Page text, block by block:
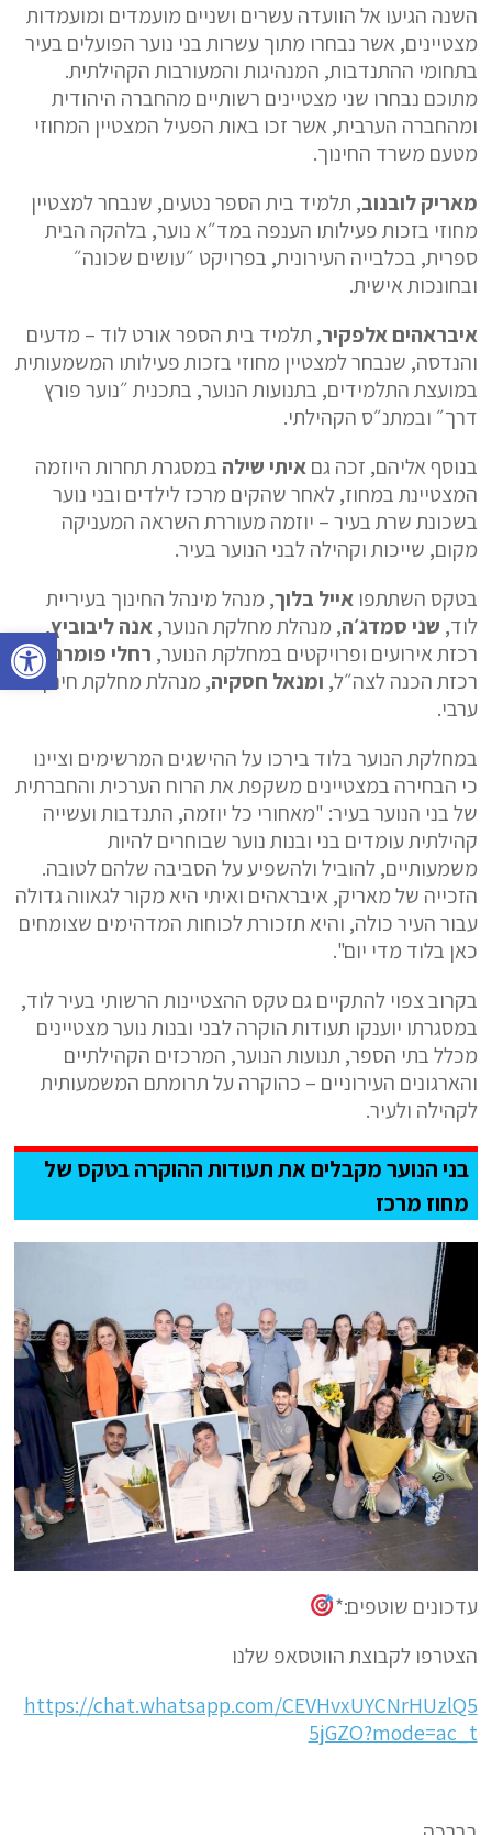
פתח סרגל נגישות
השנה הגיעו אל הוועדה עשרים ושניים מועמדים ומועמדות
מצטיינים, אשר נבחרו מתוך עשרות בני נוער הפועלים בעיר
בתחומי ההתנדבות, המנהיגות והמעורבות הקהילתית.
מתוכם נבחרו שני מצטיינים רשותיים מהחברה היהודית
ומהחברה הערבית, אשר זכו באות הפעיל המצטיין המחוזי
מטעם משרד החינוך.
מאריק לובנוב, תלמיד בית הספר נטעים, שנבחר למצטיין
מחוזי בזכות פעילותו הענפה במד״א נוער, בלהקה הבית
ספרית, בכלבייה העירונית, בפרויקט ״עושים שכונה״
ובחונכות אישית.
איבראהים אלפקיר, תלמיד בית הספר אורט לוד – מדעים
והנדסה, שנבחר למצטיין מחוזי בזכות פעילותו המשמעותית
במועצת התלמידים, בתנועות הנוער, בתכנית ״נוער פורץ
דרך״ ובמתנ״ס הקהילתי.
בנוסף אליהם, זכה גםאיתי שילה במסגרת תחרות היוזמה
המצטיינת במחוז, לאחר שהקים מרכז לילדים ובני נוער
בשכונת שרת בעיר – יוזמה מעוררת השראה המעניקה
מקום, שייכות וקהילה לבני הנוער בעיר.
בטקס השתתפואייל בלוך, מנהל מינהל החינוך בעיריית
לוד, שני סמדג׳ה, מנהלת מחלקת הנוער,אנה ליבוביץ,
רכזת אירועים ופרויקטים במחלקת הנוער, רחלי פומרנץ,
רכזת הכנה לצה״ל, ומנאל חסקיה, מנהלת מחלקת חינוך
ערבי.
במחלקת הנוער בלוד בירכו על ההישגים המרשימים וציינו
כי הבחירה במצטיינים משקפת את הרוח הערכית והחברתית
של בני הנוער בעיר: "מאחורי כל יוזמה, התנדבות ועשייה
קהילתית עומדים בני ובנות נוער שבוחרים להיות
משמעותיים, להוביל ולהשפיע על הסביבה שלהם לטובה.
הזכייה של מאריק, איבראהים ואיתי היא מקור לגאווה גדולה
עבור העיר כולה, והיא תזכורת לכוחות המדהימים שצומחים
כאן בלוד מדי יום".
בקרוב צפוי להתקיים גם טקס ההצטיינות הרשותי בעיר לוד,
במסגרתו יוענקו תעודות הוקרה לבני ובנות נוער מצטיינים
מכלל בתי הספר, תנועות הנוער, המרכזים הקהילתיים
והארגונים העירוניים – כהוקרה על תרומתם המשמעותית
לקהילה ולעיר.
בני הנוער מקבלים את תעודות ההוקרה בטקס של
מחוז מרכז
עדכונים שוטפים:*
הצטרפו לקבוצת הווטסאפ שלנו
https://chat.whatsapp.com/CEVHvxUYCNrHUzlQ5
5jGZO?mode=ac_t